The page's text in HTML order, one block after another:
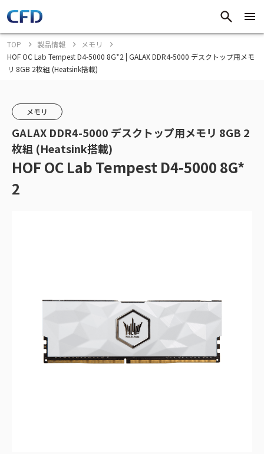
TOP 製品情報
メモリ
HOF OC Lab Tempest D4-5000 8G*2 | GALAX DDR4-5000 デスクトップ用メモ
リ 8GB 2枚組 (Heatsink搭載)
メモリ
GALAX DDR4-5000 デスクトップ用メモリ 8GB 2
枚組 (Heatsink搭載)
HOF OC Lab Tempest D4-5000 8G*
2